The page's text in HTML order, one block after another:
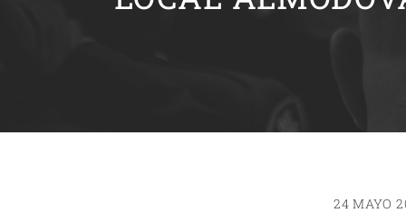
24 MAYO